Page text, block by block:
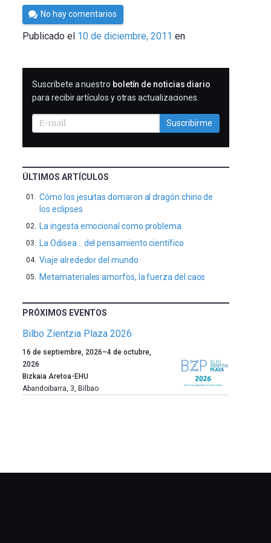
Por
Cultura
Cientifica
No hay comentarios
Publicado el 10 de diciembre, 2011 en
SUSCRIBIRME
Suscríbete a nuestro boletín de noticias diario
para recibir artículos y otras actualizaciones.
Suscribirme
ÚLTIMOS ARTÍCULOS
Cómo los jesuitas domaron al dragón chino de
los eclipses
La ingesta emocional como problema
La Odisea… del pensamiento científico
Viaje alrededor del mundo
Metamateriales amorfos, la fuerza del caos
PRÓXIMOS EVENTOS
Bilbo Zientzia Plaza 2026
Un
año
más,
Bilbao
la
16 de septiembre, 2026–4 de octubre,
2026
Bizkaia Aretoa-EHU
Abandoibarra, 3, Bilbao